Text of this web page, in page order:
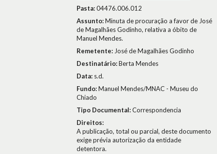
Pasta:04476.006.012
Assunto:Minuta de procuração a favor de José
de Magalhães Godinho, relativa a óbito de
Manuel Mendes.
Remetente: José de Magalhães Godinho
Destinatário:Berta Mendes
Data: s.d.
Fundo:Manuel Mendes/MNAC - Museu do
Chiado
Tipo Documental:Correspondencia
Direitos:
A publicação, total ou parcial, deste documento
exige prévia autorização da entidade
detentora.